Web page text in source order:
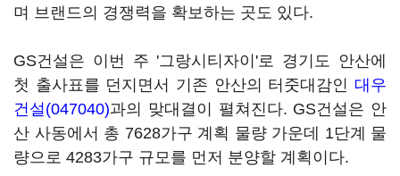
며 브랜드의 경쟁력을 확보하는 곳도 있다.
GS건설은 이번 주 '그랑시티자이'로 경기도 안산에
첫 출사표를 던지면서 기존 안산의 터줏대감인 대우
건설(047040)과의 맞대결이 펼쳐진다. GS건설은 안
산 사동에서 총 7628가구 계획 물량 가운데 1단계 물
량으로 4283가구 규모를 먼저 분양할 계획이다.